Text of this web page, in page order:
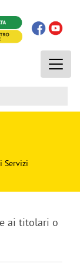
Toggle
Servizi
ai titolari o